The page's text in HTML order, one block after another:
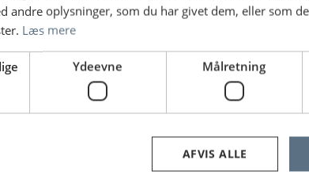
Sundhedsjobs leveret af regionerne
andre oplysninger, som du har givet dem, eller som
Læs mere
Ydeevne Målretning
AFVIS ALLE